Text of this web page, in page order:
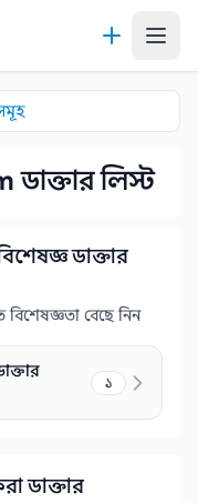
লিস্ট
ডাক্তার
বেছে নিন
১
ডাক্তার